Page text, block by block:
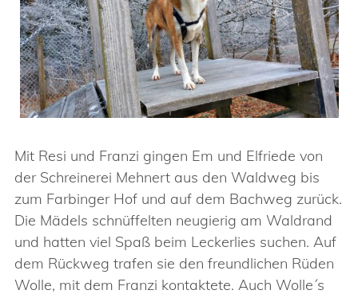
Mit Resi und Franzi gingen Em und Elfriede von
der Schreinerei Mehnert aus den Waldweg bis
zum Farbinger Hof und auf dem Bachweg zurück.
Die Mädels schnüffelten neugierig am Waldrand
und hatten viel Spaß beim Leckerlies suchen. Auf
dem Rückweg trafen sie den freundlichen Rüden
Wolle, mit dem Franzi kontaktete. Auch Wolle´s